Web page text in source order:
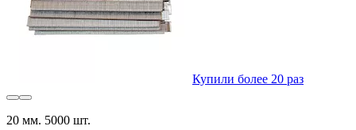
Купили более 20 раз
20 мм. 5000 шт.